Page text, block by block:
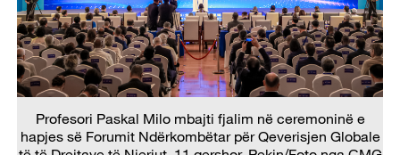
Profesori Paskal Milo mbajti fjalim në ceremoninë e
hapjes së Forumit Ndërkombëtar për Qeverisjen Globale